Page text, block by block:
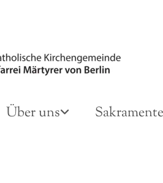
Über uns Sakramente